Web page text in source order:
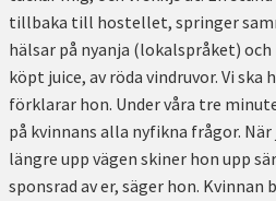
tillbaka till hostellet, springer
hälsar på nyanja (lokalspråket)
köpt juice, av röda vindruvor. Vi ska
förklarar hon. Under våra tre
på kvinnans alla nyfikna frågor.
längre upp vägen skiner hon upp
sponsrad av er, säger hon.